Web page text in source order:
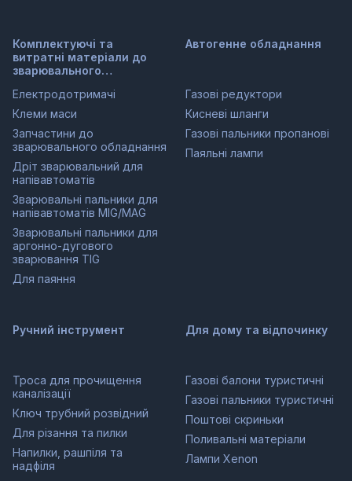
Комплектуючі та
витратні матеріали до
зварювального
Електродотримачі
Клеми маси
Запчастини до
зварювального обладнання
Дріт зварювальний для
напівавтоматів
Зварювальні пальники для
напівавтоматів MIG/MAG
Зварювальні пальники для
аргонно-дугового
зварювання TIG
Для паяння
Автогенне обладнання
Газові редуктори
Кисневі шланги
Газові пальники пропанові
Паяльні лампи
Ручний інструмент
Троса для прочищення
каналізації
Ключ трубний розвідний
Для різання та пилки
Напилки, рашпіля та
надфіля
Для дому та відпочинку
Газові балони туристичні
Газові пальники туристичні
Поштові скриньки
Поливальні матеріали
Лампи Xenon